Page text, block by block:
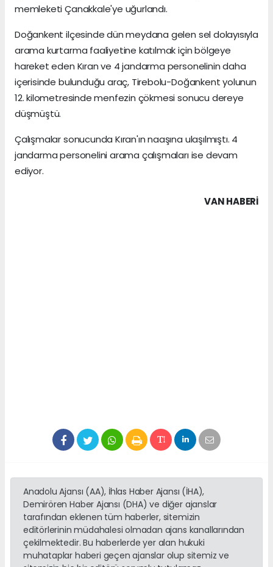
memleketi Çanakkale'ye uğurlandı.
Doğankent ilçesinde dün meydana gelen sel dolayısıyla
arama kurtarma faaliyetine katılmak için bölgeye
hareket eden Kıran ve 4 jandarma personelinin daha
içerisinde bulunduğu araç, Tirebolu-Doğankent yolunun
12. kilometresinde menfezin çökmesi sonucu dereye
düşmüştü.
Çalışmalar sonucunda Kıran'ın naaşına ulaşılmıştı. 4
jandarma personelini arama çalışmaları ise devam
ediyor.
VAN HABERİ
Anadolu Ajansı (AA), İhlas Haber Ajansı (İHA),
Demirören Haber Ajansı (DHA) ve diğer ajanslar
tarafından eklenen tüm haberler, sitemizin
editörlerinin müdahalesi olmadan ajans kanallarından
çekilmektedir. Bu haberlerde yer alan hukuki
muhataplar haberi geçen ajanslar olup sitemiz ve